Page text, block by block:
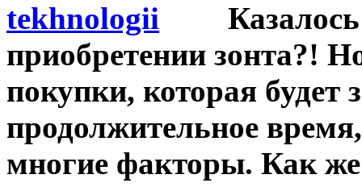
приобретении зонта?!
покупки, которая
продолжительное
многие факторы. Как